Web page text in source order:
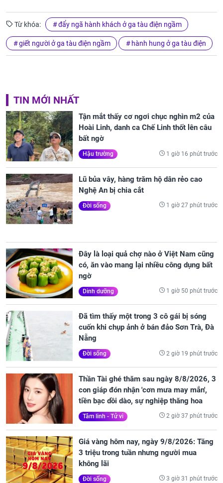
Từ khóa: đẩy ngã hành khách ở ga tàu điện ngầm
giết người ở ga tàu điện ngầm hành hung ở ga tàu điện
TIN MỚI NHẤT
Tận mắt thấy cơ ngơi chục nghìn m2 của
Hoài Linh, danh ca Chế Linh thốt lên câu
bất ngờ
Hậu trường 1 giờ 16 phút trước
Lũ bủa vây, hàng trăm hộ dân rẻo cao
Nghệ An bị chia cắt
Đời sống 1 giờ 27 phút trước
Đây là loại quả chợ nào ở Việt Nam cũng
có, ăn vào mang lại nhiều công dụng bất
ngờ
Dinh dưỡng 1 giờ 50 phút trước
Đã tìm thấy một trong 3 cô gái bị sóng
cuốn khi chụp ảnh ở bán đảo Sơn Trà, Đà
Nẵng
Đời sống 2 giờ 19 phút trước
Thần Tài ghé thăm sau ngày 8/8/2026, 3
con giáp đón nhận 'cơn mưa may mắn',
tiền bạc dồi dào, sự nghiệp thăng hoa
Tâm linh - Tử vi 2 giờ 37 phút trước
Giá vàng hôm nay, ngày 9/8/2026: Tăng
3 triệu trong tuần nhưng người mua
không lãi
Đời sống 3 giờ 31 phút trước